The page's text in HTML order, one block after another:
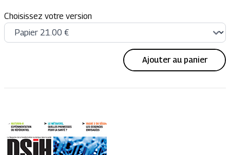
Choisissez votre version
Ajouter au panier